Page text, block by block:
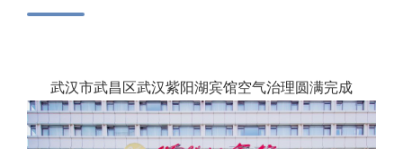
武汉市武昌区武汉紫阳湖宾馆空气治理圆满完成